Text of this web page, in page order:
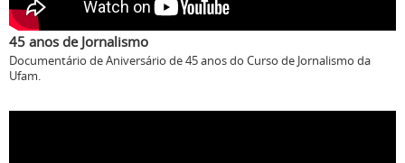
45 anos de Jornalismo
Documentário de Aniversário de 45 anos do Curso de Jornalismo da
Ufam.